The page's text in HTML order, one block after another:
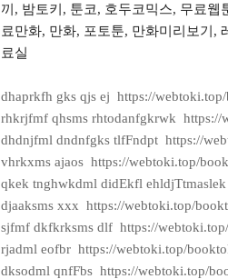
끼, 밤토키, 툰코, 호두코믹스, 무료
료만화, 만화, 포토툰, 만화미리보기,
료실
dhaprkfh gks qjs ej https://
rhkrjfmf qhsms rhtodanfgkrwk https://
dhdnjfml dndnfgks tlfFndpt https://
vhrkxms ajaos https://webtoki.top/
qkek tnghwkdml didEkfl
djaaksms xxx https://webtoki.top/
sjfmf dkfkrksms dlf https://
rjadml eofbr https://webtoki.top/
dksodml qnfFbs https://webtoki.top/